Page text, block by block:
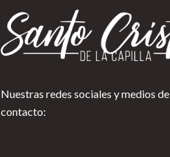
Nuestras redes sociales y medios de
contacto: